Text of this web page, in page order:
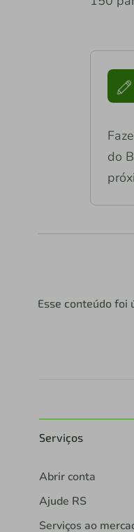
do
Esse conteúdo foi
Serviços
Abrir conta
Ajude RS
Serviços ao